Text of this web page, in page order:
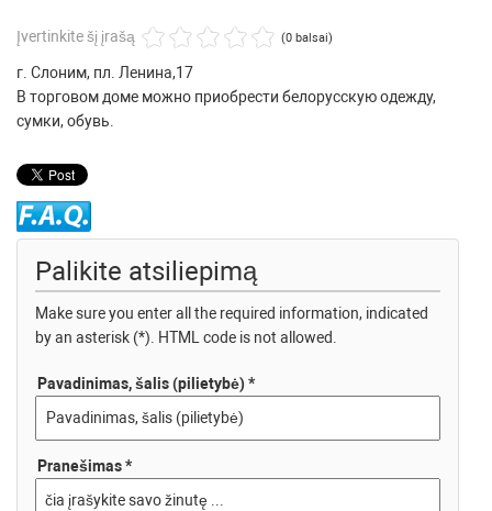
Įvertinkite šį įrašą (0 balsai)
г. Слоним, пл. Ленина,17
В торговом доме можно приобрести белорусскую одежду,
сумки, обувь.
Palikite atsiliepimą
Make sure you enter all the required information, indicated
by an asterisk (*). HTML code is not allowed.
Pavadinimas, šalis (pilietybė) *
Pranešimas *